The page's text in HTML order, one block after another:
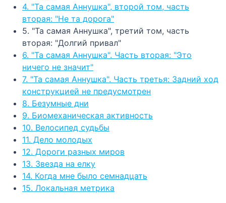
4. "Та самая Аннушка", второй том, часть
вторая: "Не та дорога"
5. "Та самая Аннушка", третий том, часть
вторая: "Долгий привал"
6. "Та самая Аннушка". Часть вторая: "Это
ничего не значит"
7. "Та самая Аннушка". Часть третья: Задний ход
конструкцией не предусмотрен
8. Безумные дни
9. Биомеханическая активность
10. Велосипед судьбы
11. Дело молодых
12. Дороги разных миров
13. Звезда на елку
14. Когда мне было семнадцать
15. Локальная метрика